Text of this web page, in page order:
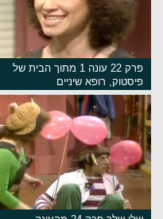
פרק 22 עונה 1 מתוך הבית של
פיסטוק, רופא שיניים